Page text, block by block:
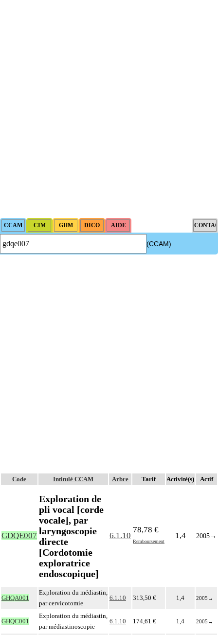
(CCAM)
Code Intitulé CCAM Arbre Tarif Activité(s) Actif
GDQE007
Exploration de
pli vocal [corde
vocale], par
laryngoscopie
directe
[Cordotomie
exploratrice
endoscopique]
6.1.10
78,78 €
Remboursement
1,4 2005→
GHQA001
Exploration du médiastin,
par cervicotomie
6.1.10 313,50 € 1,4 2005 →
GHQC001
Exploration du médiastin,
par médiastinoscopie
6.1.10 174,61 € 1,4 2005 →